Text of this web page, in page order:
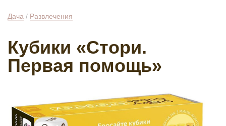
Дача / Развлечения
Кубики «Стори.
Первая помощь»